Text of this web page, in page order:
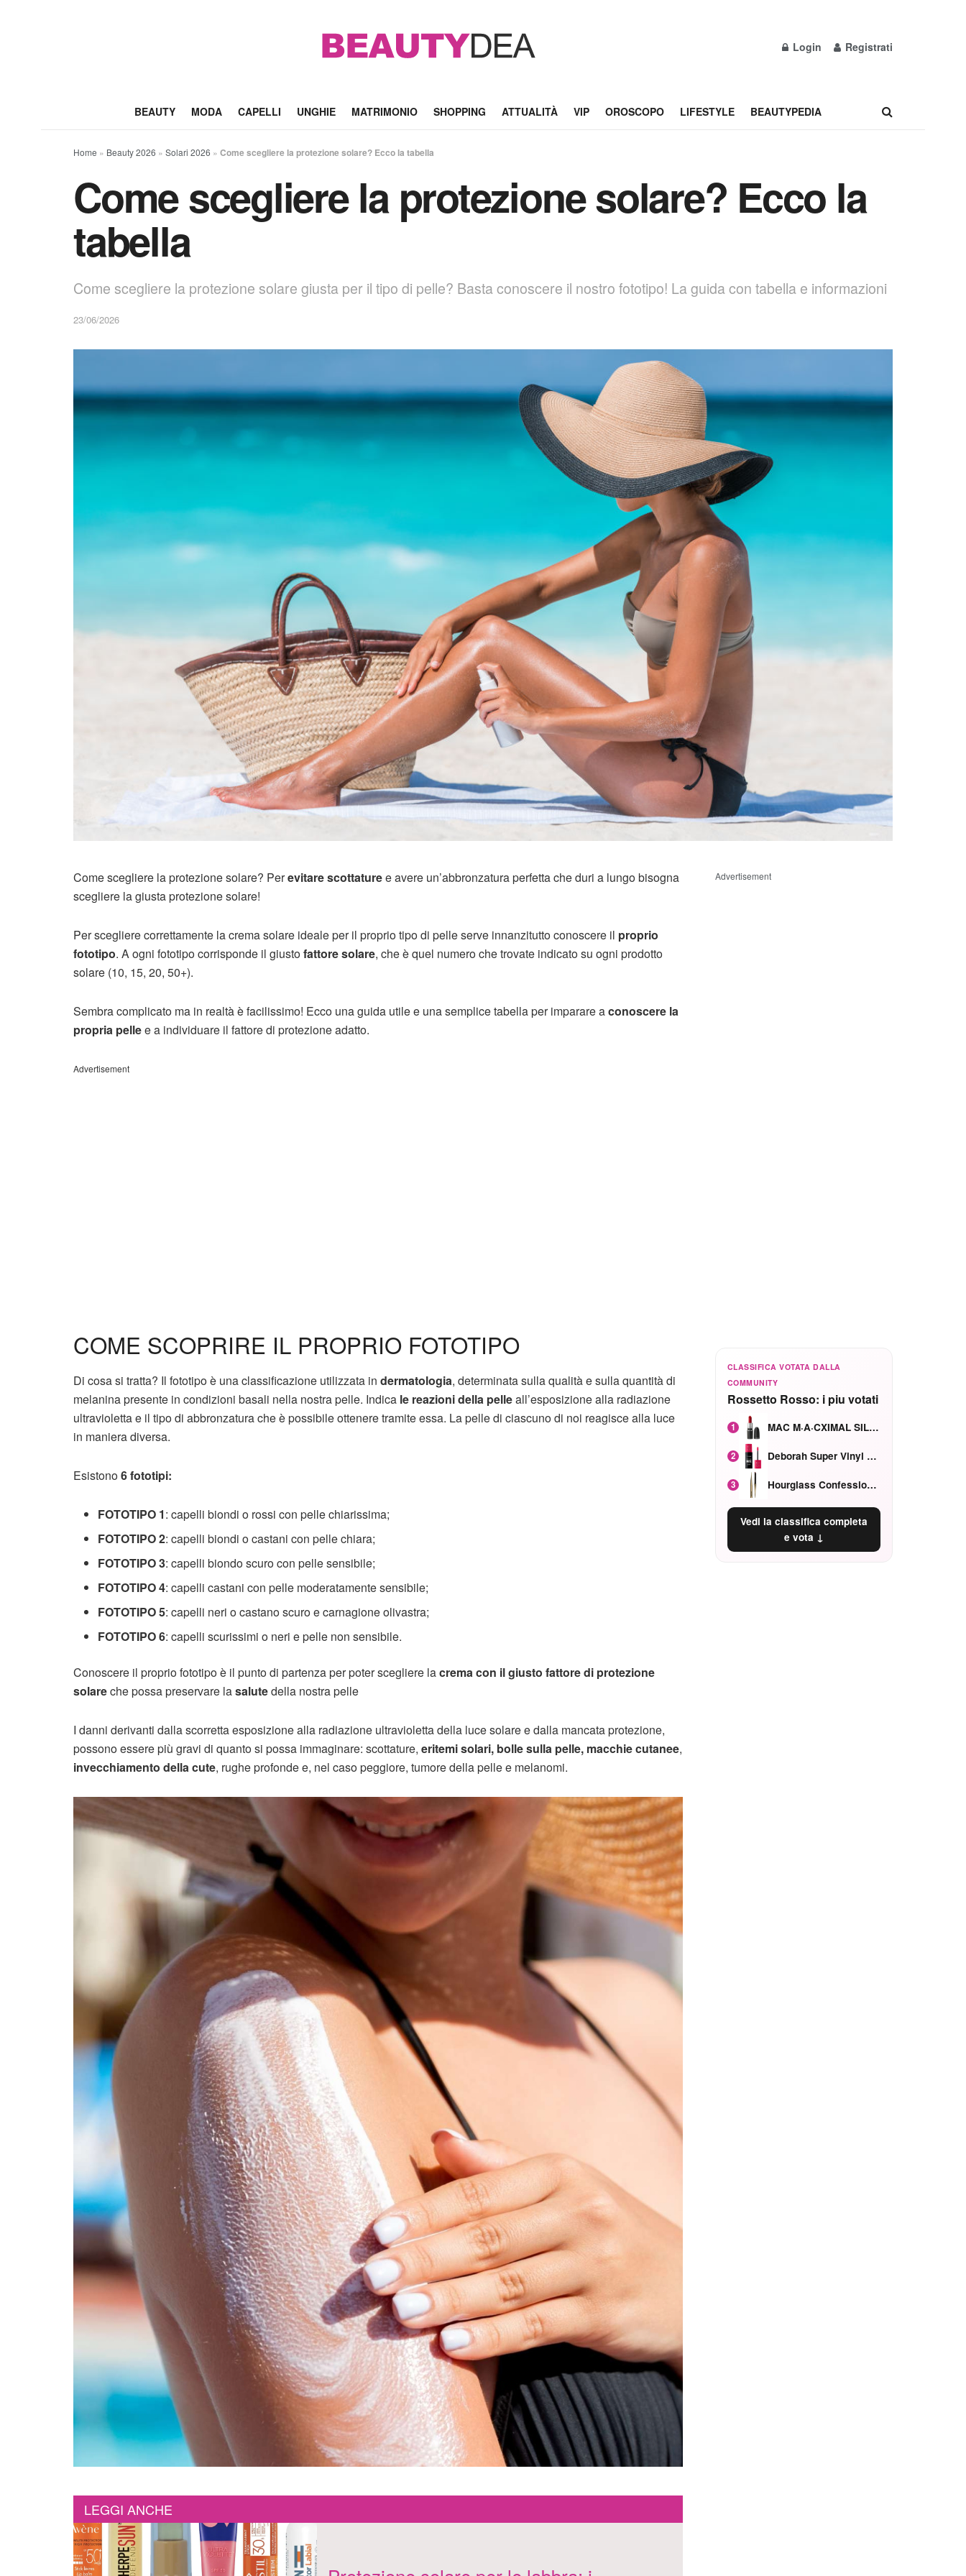
Login Registrati
BEAUTY MODA CAPELLI UNGHIE MATRIMONIO SHOPPING ATTUALITÀ VIP OROSCOPO LIFESTYLE BEAUTYPEDIA
Home » Beauty 2026 » Solari 2026 » Come scegliere la protezione solare? Ecco la tabella
Come scegliere la protezione solare? Ecco la
tabella
Come scegliere la protezione solare giusta per il tipo di pelle? Basta conoscere il nostro fototipo! La guida con tabella e informazioni
23/06/2026
Come scegliere la protezione solare? Perevitare scottaturee avere un’abbronzatura perfetta che duri a lungo bisogna
scegliere la giusta protezione solare!
Per scegliere correttamente la crema solare ideale per il proprio tipo di pelle serve innanzitutto conoscere il proprio
fototipo. A ogni fototipo corrisponde il giustofattore solare, che è quel numero che trovate indicato su ogni prodotto
solare (10, 15, 20, 50+).
Sembra complicato ma in realtà è facilissimo! Ecco una guida utile e una semplice tabella per imparare aconoscere la
propria pellee a individuare il fattore di protezione adatto.
Advertisement
COME SCOPRIRE IL PROPRIO FOTOTIPO
Di cosa si tratta? Il fototipo è una classificazione utilizzata in dermatologia, determinata sulla qualità e sulla quantità di
melanina presente in condizioni basali nella nostra pelle. Indica le reazioni della pelleall’esposizione alla radiazione
ultravioletta e il tipo di abbronzatura che è possibile ottenere tramite essa. La pelle di ciascuno di noi reagisce alla luce
in maniera diversa.
Esistono6 fototipi:
FOTOTIPO 1: capelli biondi o rossi con pelle chiarissima;
FOTOTIPO 2: capelli biondi o castani con pelle chiara;
FOTOTIPO 3: capelli biondo scuro con pelle sensibile;
FOTOTIPO 4: capelli castani con pelle moderatamente sensibile;
FOTOTIPO 5: capelli neri o castano scuro e carnagione olivastra;
FOTOTIPO 6: capelli scurissimi o neri e pelle non sensibile.
Conoscere il proprio fototipo è il punto di partenza per poter scegliere lacrema con il giusto fattore di protezione
solareche possa preservare lasalutedella nostra pelle
I danni derivanti dalla scorretta esposizione alla radiazione ultravioletta della luce solare e dalla mancata protezione,
possono essere più gravi di quanto si possa immaginare: scottature, eritemi solari, bolle sulla pelle, macchie cutanee,
invecchiamento della cute, rughe profonde e, nel caso peggiore, tumore della pelle e melanomi.
LEGGI ANCHE
Advertisement
CLASSIFICA VOTATA DALLA
COMMUNITY
Rossetto Rosso: i piu votati
1 MAC M·A·CXIMAL SILKY MATTE Red Rock mat
2 Deborah Super Vinyl Shake Rosa Ciliegia
3 Hourglass Confession Ricaricabile Ultra Preciso Ad Alta Intensità Secretly Classic Red
Vedi la classifica completa
e vota ↓